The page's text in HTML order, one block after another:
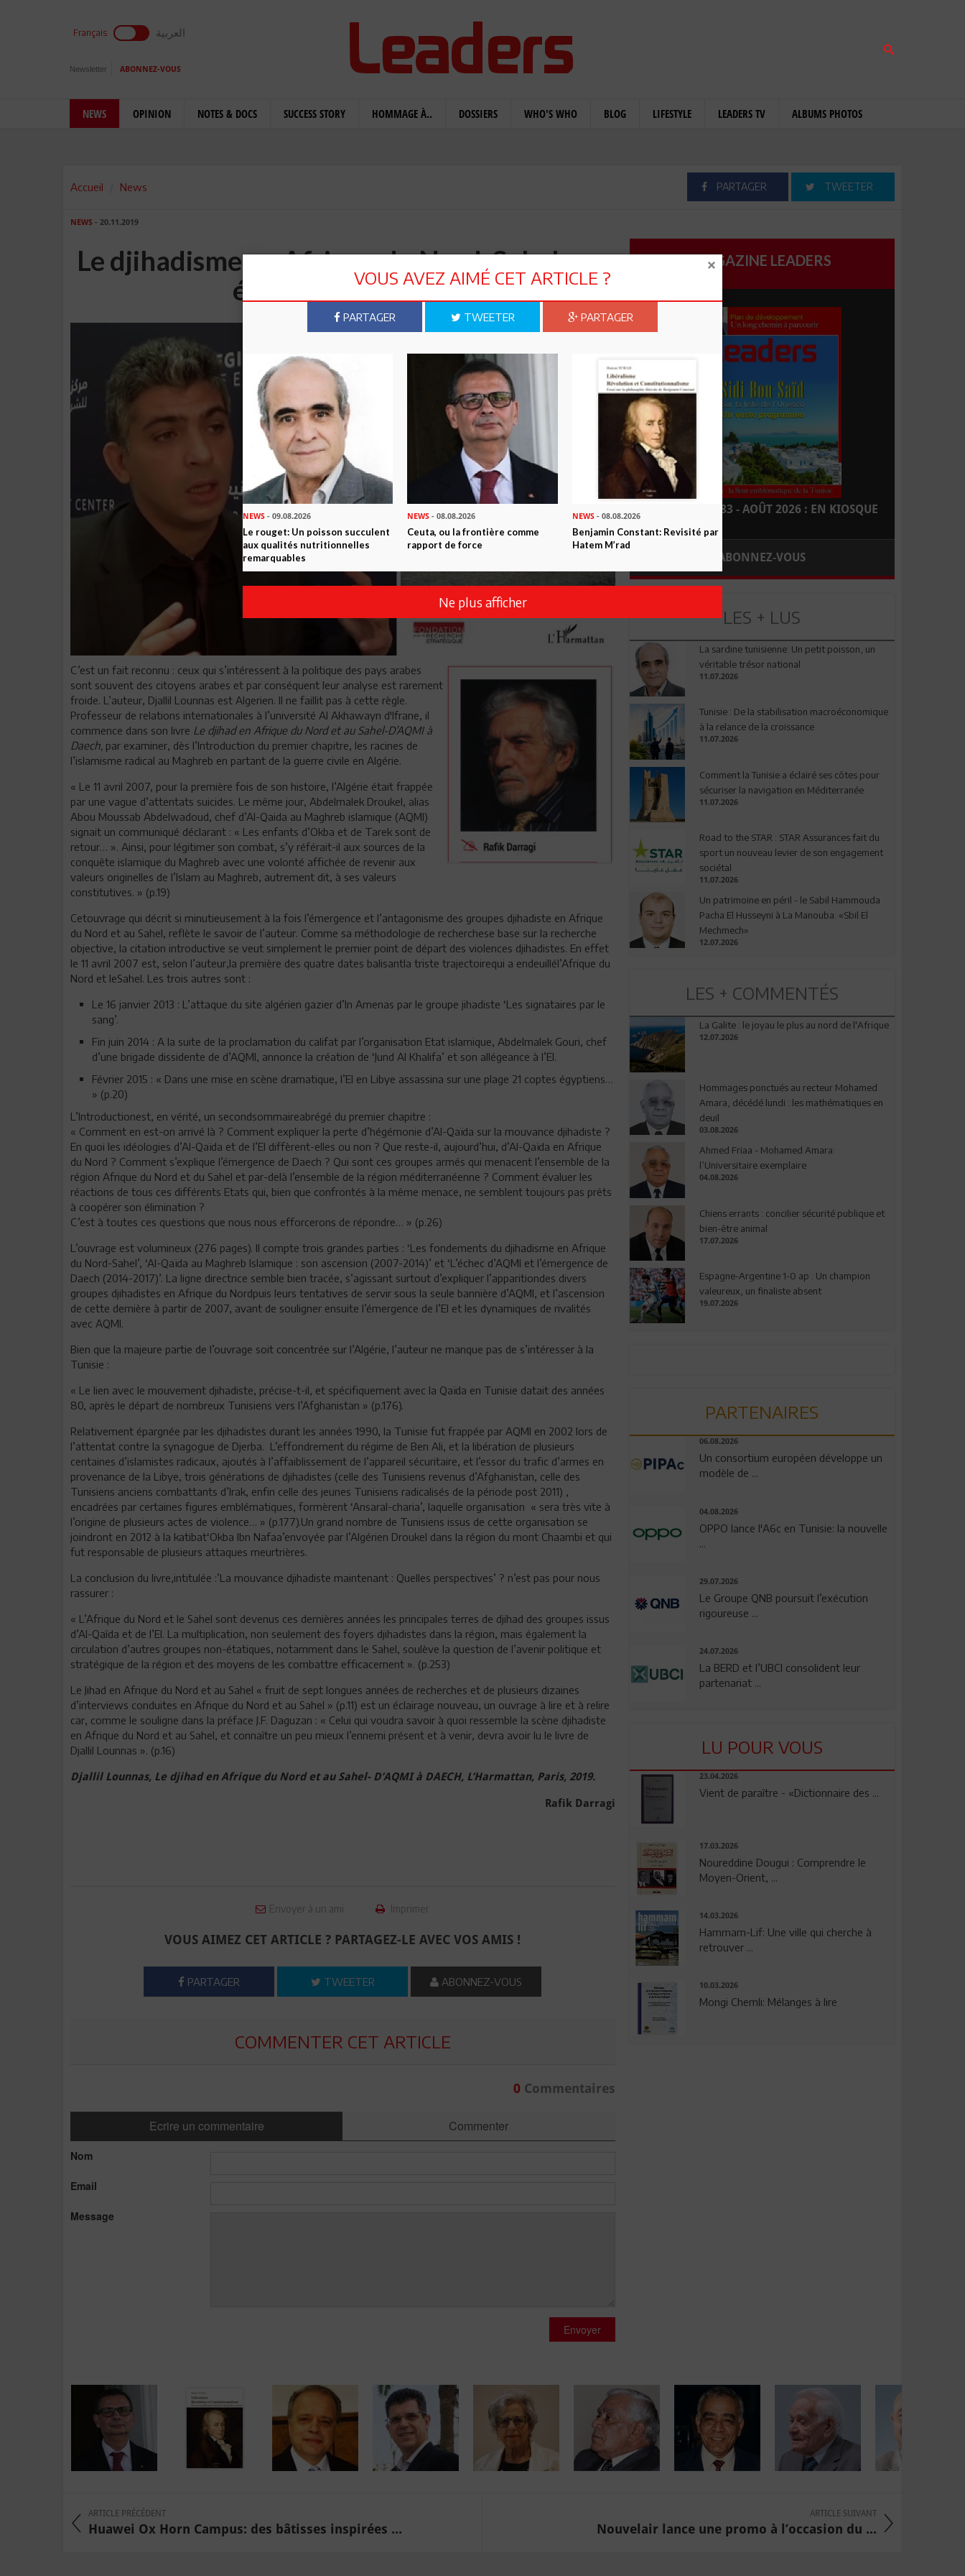
Français العربية
Newsletter ABONNEZ-VOUS
NEWS OPINION NOTES & DOCS SUCCESS STORY HOMMAGE À.. DOSSIERS WHO'S WHO BLOG LIFESTYLE LEADERS TV ALBUMS PHOTOS
Accueil News PARTAGER TWEETER
NEWS - 20.11.2019
Le djihadisme en Afrique du Nord-Sahel : un
éclairage nouveau
C’est un fait reconnu : ceux qui s’intéressent à la politique des pays arabes
sont souvent des citoyens arabes et par conséquent leur analyse est rarement
froide. L’auteur, Djallil Lounnas est Algerien. Il ne faillit pas à cette règle.
Professeur de relations internationales à l’université Al Akhawayn d'Ifrane, il
commence dans son livre Le djihad en Afrique du Nord et au Sahel-D’AQMI à
Daech, par examiner, dès l’Introduction du premier chapitre, les racines de
l’islamisme radical au Maghreb en partant de la guerre civile en Algérie.
« Le 11 avril 2007, pour la première fois de son histoire, l’Algérie était frappée
par une vague d’attentats suicides. Le même jour, Abdelmalek Droukel, alias
Abou Moussab Abdelwadoud, chef d’Al-Qaida au Maghreb islamique (AQMI)
signait un communiqué déclarant : « Les enfants d’Okba et de Tarek sont de
retour… ». Ainsi, pour légitimer son combat, s’y référait-il aux sources de la
conquête islamique du Maghreb avec une volonté affichée de revenir aux
valeurs originelles de l’Islam au Maghreb, autrement dit, à ses valeurs
constitutives. » (p.19)
Cetouvrage qui décrit si minutieusement à la fois l’émergence et l’antagonisme des groupes djihadiste en Afrique
du Nord et au Sahel, reflète le savoir de l’auteur. Comme sa méthodologie de recherchese base sur la recherche
objective, la citation introductive se veut simplement le premier point de départ des violences djihadistes. En effet
le 11 avril 2007 est, selon l’auteur,la première des quatre dates balisantla triste trajectoirequi a endeuillél’Afrique du
Nord et leSahel. Les trois autres sont :
Le 16 janvier 2013 : L’attaque du site algérien gazier d’In Amenas par le groupe jihadiste ‘Les signataires par le
sang’.
Fin juin 2014 : A la suite de la proclamation du califat par l’organisation Etat islamique, Abdelmalek Gouri, chef
d’une brigade dissidente de d’AQMI, annonce la création de ‘Jund Al Khalifa’ et son allégeance à l’EI.
Février 2015 : « Dans une mise en scène dramatique, l’EI en Libye assassina sur une plage 21 coptes égyptiens…
» (p.20)
L’Introductionest, en vérité, un secondsommaireabrégé du premier chapitre :
« Comment en est-on arrivé là ? Comment expliquer la perte d’hégémonie d’Al-Qaïda sur la mouvance djihadiste ?
En quoi les idéologies d’Al-Qaïda et de l’EI diffèrent-elles ou non ? Que reste-il, aujourd’hui, d’Al-Qaïda en Afrique
du Nord ? Comment s’explique l’émergence de Daech ? Qui sont ces groupes armés qui menacent l’ensemble de la
région Afrique du Nord et du Sahel et par-delà l’ensemble de la région méditerranéenne ? Comment évaluer les
réactions de tous ces différents Etats qui, bien que confrontés à la même menace, ne semblent toujours pas prêts
à coopérer son élimination ?
C’est à toutes ces questions que nous nous efforcerons de répondre… » (p.26)
L’ouvrage est volumineux (276 pages). Il compte trois grandes parties : ‘Les fondements du djihadisme en Afrique
du Nord-Sahel’, ‘Al-Qaïda au Maghreb Islamique : son ascension (2007-2014)’ et ‘L’échec d’AQMI et l’émergence de
Daech (2014-2017)’. La ligne directrice semble bien tracée, s’agissant surtout d’expliquer l’apparitiondes divers
groupes djihadistes en Afrique du Nordpuis leurs tentatives de servir sous la seule bannière d’AQMI, et l’ascension
de cette dernière à partir de 2007, avant de souligner ensuite l’émergence de l’EI et les dynamiques de rivalités
avec AQMI.
Bien que la majeure partie de l’ouvrage soit concentrée sur l’Algérie, l’auteur ne manque pas de s’intéresser à la
Tunisie :
« Le lien avec le mouvement djihadiste, précise-t-il, et spécifiquement avec la Qaïda en Tunisie datait des années
80, après le départ de nombreux Tunisiens vers l’Afghanistan » (p.176).
Relativement épargnée par les djihadistes durant les années 1990, la Tunisie fut frappée par AQMI en 2002 lors de
l’attentat contre la synagogue de Djerba. L’effondrement du régime de Ben Ali, et la libération de plusieurs
centaines d’islamistes radicaux, ajoutés à l’affaiblissement de l’appareil sécuritaire, et l’essor du trafic d’armes en
provenance de la Libye, trois générations de djihadistes (celle des Tunisiens revenus d’Afghanistan, celle des
Tunisiens anciens combattants d’Irak, enfin celle des jeunes Tunisiens radicalisés de la période post 2011) ,
encadrées par certaines figures emblématiques, formèrent ‘Ansaral-charia’, laquelle organisation « sera très vite à
l’origine de plusieurs actes de violence… » (p.177).Un grand nombre de Tunisiens issus de cette organisation se
joindront en 2012 à la katibat‘Okba Ibn Nafaa’envoyée par l’Algérien Droukel dans la région du mont Chaambi et qui
fut responsable de plusieurs attaques meurtrières.
La conclusion du livre,intitulée :’La mouvance djihadiste maintenant : Quelles perspectives’ ? n’est pas pour nous
rassurer :
« L’Afrique du Nord et le Sahel sont devenus ces dernières années les principales terres de djihad des groupes issus
d’Al-Qaîda et de l’EI. La multiplication, non seulement des foyers djihadistes dans la région, mais également la
circulation d’autres groupes non-étatiques, notamment dans le Sahel, soulève la question de l’avenir politique et
stratégique de la région et des moyens de les combattre efficacement ». (p.253)
Le Jihad en Afrique du Nord et au Sahel « fruit de sept longues années de recherches et de plusieurs dizaines
d’interviews conduites en Afrique du Nord et au Sahel » (p.11) est un éclairage nouveau, un ouvrage à lire et à relire
car, comme le souligne dans la préface J.F. Daguzan : « Celui qui voudra savoir à quoi ressemble la scène djihadiste
en Afrique du Nord et au Sahel, et connaître un peu mieux l’ennemi présent et à venir, devra avoir lu le livre de
Djallil Lounnas ». (p.16)
Djallil Lounnas, Le djihad en Afrique du Nord et au Sahel- D’AQMI à DAECH, L’Harmattan, Paris, 2019.
Rafik Darragi
Envoyer à un ami Imprimer
VOUS AIMEZ CET ARTICLE ? PARTAGEZ-LE AVEC VOS AMIS !
PARTAGER TWEETER ABONNEZ-VOUS
COMMENTER CET ARTICLE
0Commentaires
Ecrire un commentaire Commenter
Nom
Email
Message
Envoyer
MAGAZINE LEADERS
LEADERS N° 183 - AOÛT 2026 : EN KIOSQUE
ABONNEZ-VOUS
LES + LUS
La sardine tunisienne: Un petit poisson, un
véritable trésor national
11.07.2026
Tunisie : De la stabilisation macroéconomique
à la relance de la croissance
11.07.2026
Comment la Tunisie a éclairé ses côtes pour
sécuriser la navigation en Méditerranée
11.07.2026
Road to the STAR : STAR Assurances fait du
sport un nouveau levier de son engagement
sociétal
11.07.2026
Un patrimoine en péril - le Sabil Hammouda
Pacha El Husseyni à La Manouba: «Sbil El
Mechmech»
12.07.2026
LES + COMMENTÉS
La Galite : le joyau le plus au nord de l'Afrique
12.07.2026
Hommages ponctués au recteur Mohamed
Amara, décédé lundi : les mathématiques en
deuil
03.08.2026
Ahmed Friaa - Mohamed Amara:
l’Universitaire exemplaire
04.08.2026
Chiens errants : concilier sécurité publique et
bien-être animal
17.07.2026
Espagne-Argentine 1-0 ap : Un champion
valeureux, un finaliste absent
19.07.2026
PARTENAIRES
06.08.2026
Un consortium européen développe un
modèle de ...
04.08.2026
OPPO lance l'A6c en Tunisie: la nouvelle
29.07.2026
Le Groupe QNB poursuit l’exécution
rigoureuse ...
24.07.2026
La BERD et l’UBCI consolident leur
partenariat ...
LU POUR VOUS
23.04.2026
Vient de paraître - «Dictionnaire des ...
17.03.2026
Noureddine Dougui : Comprendre le
Moyen-Orient, ...
14.03.2026
Hammam-Lif: Une ville qui cherche à
retrouver ...
10.03.2026
Mongi Chemli: Mélanges à lire
ARTICLE PRÉCÉDENT
Huawei Ox Horn Campus: des bâtisses inspirées ...
ARTICLE SUIVANT
Nouvelair lance une promo à l’occasion du ...
VOUS AVEZ AIMÉ CET ARTICLE ?
PARTAGER TWEETER PARTAGER
NEWS - 09.08.2026
Le rouget: Un poisson succulent
aux qualités nutritionnelles
remarquables
NEWS - 08.08.2026
Ceuta, ou la frontière comme
rapport de force
NEWS- 08.08.2026
Benjamin Constant: Revisité par
Hatem M’rad
Ne plus afficher